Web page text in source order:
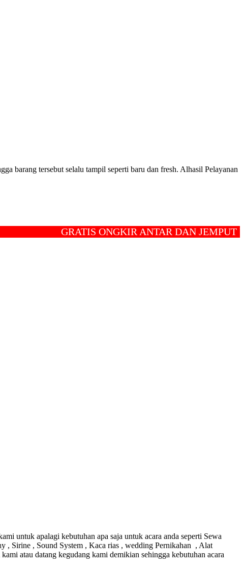
barang tersebut selalu tampil seperti baru dan fresh. Alhasil Pelayanan
GRATIS ONGKIR ANTAR DAN JEMPUT
untuk apalagi kebutuhan apa saja untuk acara anda seperti Sewa
, Sirine , Sound System , Kaca rias , wedding Pernikahan , Alat
atau datang kegudang kami demikian sehingga kebutuhan acara